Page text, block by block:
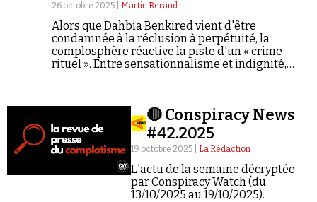
26 octobre 2025 | Martin Beraud
Alors que Dahbia Benkired vient d'être
condamnée à la réclusion à perpétuité, la
complosphère réactive la piste d'un « crime
rituel ». Entre sensationnalisme et indignité,
moindre élément probant...🔴 Conspiracy News
#42.2025
19 octobre 2025 | La Rédaction
L'actu de la semaine décryptée
par Conspiracy Watch (du
13/10/2025 au 19/10/2025).